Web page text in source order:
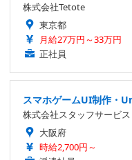
株式会社Tetote
東京都
月給27万円～33万円
正社員
スマホゲームUI制作・
株式会社スタッフサービ
大阪府
時給2,700円～